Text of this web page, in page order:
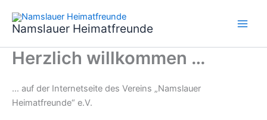
Inhalt
springen
Namslauer Heimatfreunde
Herzlich willkommen …
… auf der Internetseite des Vereins „Namslauer
Heimatfreunde“ e.V.